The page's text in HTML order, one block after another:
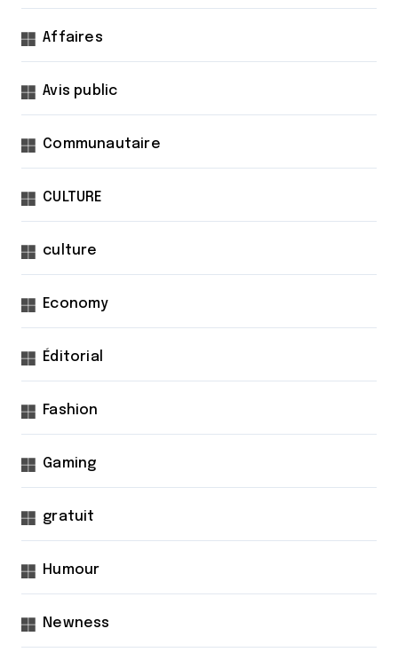
Affaires
Avis public
Communautaire
CULTURE
culture
Economy
Éditorial
Fashion
Gaming
gratuit
Humour
Newness